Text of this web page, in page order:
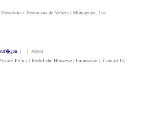
Teutonicus de Vriberg| Montagnier, Luc
| | About
Policy | Rechtliche Hinweise | Impressum | Contact Us